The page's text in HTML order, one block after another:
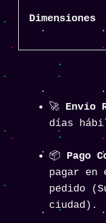
Dimensiones
🚀 Envío
días
📦 Pago
pagar
pedido
ciudad).